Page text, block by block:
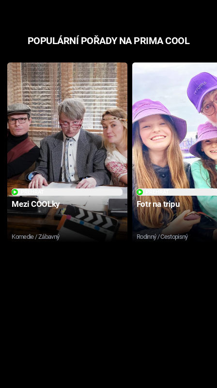
POPULÁRNÍ POŘADY NA PRIMA COOL
Mezi COOLky
Komedie / Zábavný
Fotr na tripu
Rodinný / Cestopisný